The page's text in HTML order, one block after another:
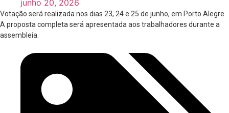
junho 20, 2026
Votação será realizada nos dias 23, 24 e 25 de junho, em Porto Alegre.
A proposta completa será apresentada aos trabalhadores durante a
assembleia.